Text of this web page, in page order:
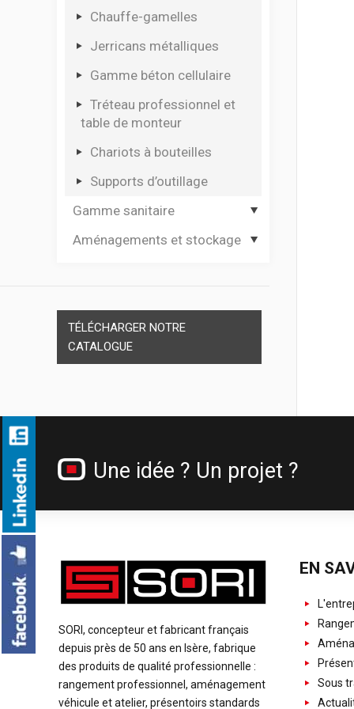
Coffrets multi usages
Coffrets pour électro
Chauffe-gamelles
Jerricans métalliques
Gamme béton cellulaire
Tréteau professionnel et
table de monteur
Chariots à bouteilles
Supports d’outillage
Gamme sanitaire
Hygiène des mains
Aménagements et stockage
Séparateurs de tiroirs
Cadenas
TÉLÉCHARGER NOTRE
CATALOGUE
Une idée ? Un projet ?
SORI, concepteur et fabricant français
depuis près de 50 ans en Isère, fabrique
des produits de qualité professionnelle :
rangement professionnel, aménagement
véhicule et atelier, présentoirs standards
EN
Sous